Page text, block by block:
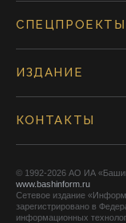
СПЕЦПРОЕКТЫ
ИЗДАНИЕ
КОНТАКТЫ
© 1992-2026 АО ИА
www.bashinform.ru
Сетевое издание
зарегистрировано в
информационных